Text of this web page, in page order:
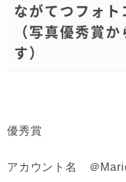
ながてつフォ
（写真優秀賞
す）
優秀賞
アカウント名 ＠